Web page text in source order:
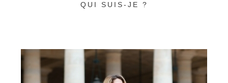
QUI SUIS-JE ?